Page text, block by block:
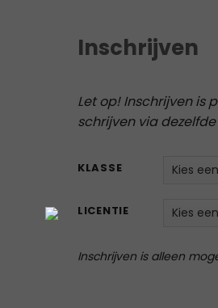
Inschrijven
Let op! Inschrijven is
schrijven via
KLASSE
LICENTIE
Inschrijven is alleen